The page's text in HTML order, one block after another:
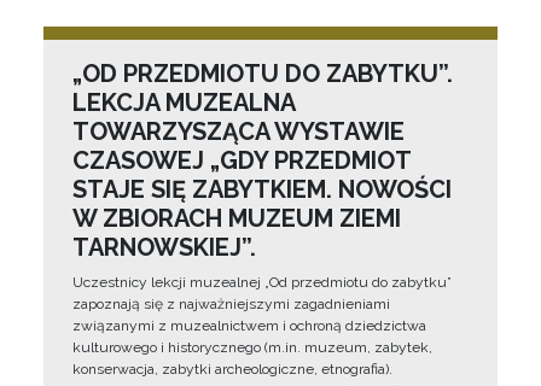
„OD PRZEDMIOTU DO ZABYTKU”.
LEKCJA MUZEALNA
TOWARZYSZĄCA WYSTAWIE
CZASOWEJ „GDY PRZEDMIOT
STAJE SIĘ ZABYTKIEM. NOWOŚCI
W ZBIORACH MUZEUM ZIEMI
TARNOWSKIEJ”.
Uczestnicy lekcji muzealnej „Od przedmiotu do zabytku”
zapoznają się z najważniejszymi zagadnieniami
związanymi z muzealnictwem i ochroną dziedzictwa
kulturowego i historycznego (m.in. muzeum, zabytek,
konserwacja, zabytki archeologiczne, etnografia).